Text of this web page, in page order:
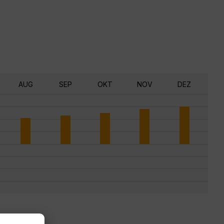
AUG SEP OKT NOV DEZ